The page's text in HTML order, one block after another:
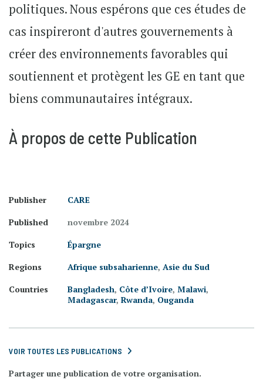
politiques. Nous espérons que ces études de
cas inspireront d'autres gouvernements à
créer des environnements favorables qui
soutiennent et protègent les GE en tant que
biens communautaires intégraux.
À propos de cette Publication
Publisher
CARE
Published
novembre 2024
Topics
Épargne
Regions
Afrique subsaharienne, Asie du Sud
Countries
Bangladesh, Côte d’Ivoire, Malawi,
Madagascar, Rwanda, Ouganda
VOIR TOUTES LES PUBLICATIONS
Partager une publication de votre organisation.